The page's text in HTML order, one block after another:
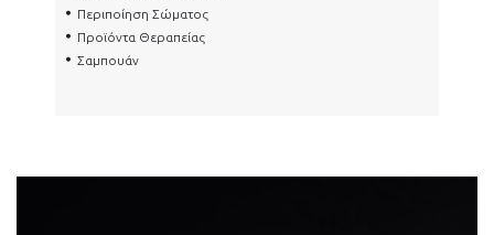
Περιποίηση Σώματος
Προϊόντα Θεραπείας
Σαμπουάν